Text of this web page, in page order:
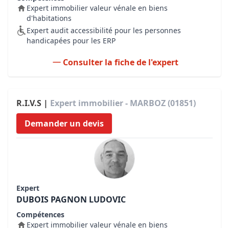
Expert immobilier valeur vénale en biens
d'habitations
Expert audit accessibilité pour les personnes
handicapées pour les ERP
Consulter la fiche de l'expert
R.I.V.S | Expert immobilier - MARBOZ (01851)
Demander un devis
Expert
DUBOIS PAGNON LUDOVIC
Compétences
Expert immobilier valeur vénale en biens